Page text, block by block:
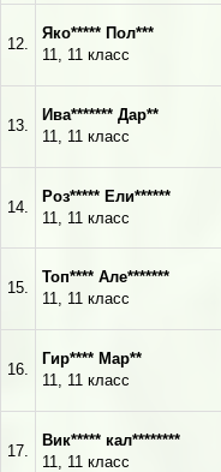
12.
Яко***** Пол***
11, 11 класс
13.
Ива******* Дар**
11, 11 класс
14.
Роз***** Ели******
11, 11 класс
15.
Топ**** Але*******
11, 11 класс
16.
Гир**** Мар**
11, 11 класс
17.
Вик***** кал********
11, 11 класс